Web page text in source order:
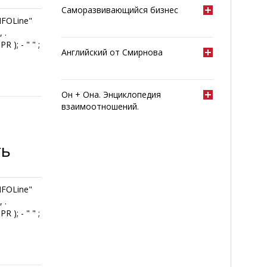
.
); - " " ;
.
); - " " ;
Саморазвивающийся бизнес
Английский от Смирнова
Он + Она. Энциклопедия
взаимоотношений.